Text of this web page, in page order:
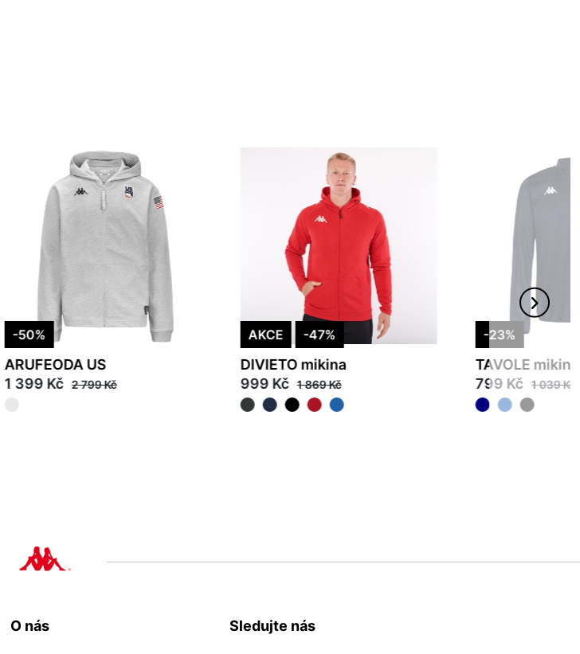
-50%
ARUFEODA US
1 399 Kč 2 799 Kč
AKCE -47%
DIVIETO mikina
999 Kč 1 869 Kč
-23%
TAVOLE mikina
799 Kč 1 039 Kč
O nás Sledujte nás